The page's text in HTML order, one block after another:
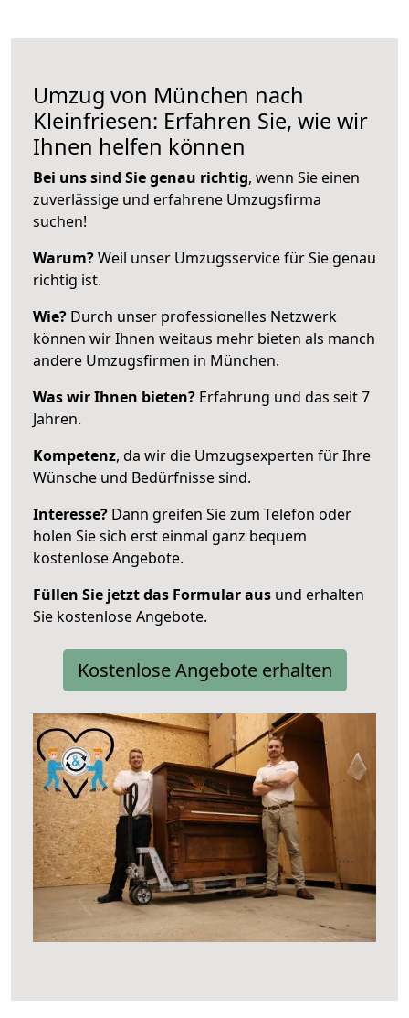
Umzug von München nach
Kleinfriesen: Erfahren Sie, wie wir
Ihnen helfen können
Bei uns sind Sie genau richtig, wenn Sie einen
zuverlässige und erfahrene Umzugsfirma
suchen!
Warum?Weil unser Umzugsservice für Sie genau
richtig ist.
Wie? Durch unser professionelles Netzwerk
können wir Ihnen weitaus mehr bieten als manch
andere Umzugsfirmen in München.
Was wir Ihnen bieten? Erfahrung und das seit 7
Jahren.
Kompetenz, da wir die Umzugsexperten für Ihre
Wünsche und Bedürfnisse sind.
Interesse? Dann greifen Sie zum Telefon oder
holen Sie sich erst einmal ganz bequem
kostenlose Angebote.
Füllen Sie jetzt das Formular aus und erhalten
Sie kostenlose Angebote.
Kostenlose Angebote erhalten